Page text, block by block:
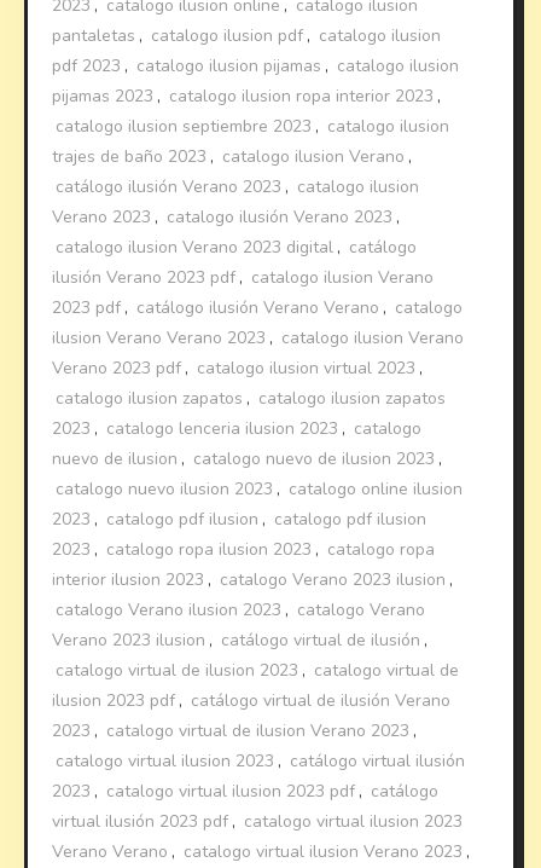
2023 , catalogo ilusion online , catalogo ilusion
pantaletas , catalogo ilusion pdf , catalogo ilusion
pdf 2023 , catalogo ilusion pijamas , catalogo ilusion
pijamas 2023 , catalogo ilusion ropa interior 2023 ,
catalogo ilusion septiembre 2023 , catalogo ilusion
trajes de baño 2023 , catalogo ilusion Verano ,
catálogo ilusión Verano 2023 , catalogo ilusion
Verano 2023 , catalogo ilusión Verano 2023 ,
catalogo ilusion Verano 2023 digital , catálogo
ilusión Verano 2023 pdf , catalogo ilusion Verano
2023 pdf , catálogo ilusión Verano Verano , catalogo
ilusion Verano Verano 2023 , catalogo ilusion Verano
Verano 2023 pdf , catalogo ilusion virtual 2023 ,
catalogo ilusion zapatos , catalogo ilusion zapatos
2023 , catalogo lenceria ilusion 2023 , catalogo
nuevo de ilusion , catalogo nuevo de ilusion 2023 ,
catalogo nuevo ilusion 2023 , catalogo online ilusion
2023 , catalogo pdf ilusion , catalogo pdf ilusion
2023 , catalogo ropa ilusion 2023 , catalogo ropa
interior ilusion 2023 , catalogo Verano 2023 ilusion ,
catalogo Verano ilusion 2023 , catalogo Verano
Verano 2023 ilusion , catálogo virtual de ilusión ,
catalogo virtual de ilusion 2023 , catalogo virtual de
ilusion 2023 pdf , catálogo virtual de ilusión Verano
2023 , catalogo virtual de ilusion Verano 2023 ,
catalogo virtual ilusion 2023 , catálogo virtual ilusión
2023 , catalogo virtual ilusion 2023 pdf , catálogo
virtual ilusión 2023 pdf , catalogo virtual ilusion 2023
Verano Verano , catalogo virtual ilusion Verano 2023 ,